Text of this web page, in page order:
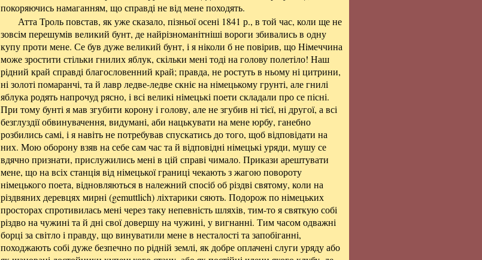
покоряючись намаганням, що справді не від мене походять.
Атта Троль повстав, як уже сказало, пізньої осені 1841 р., в той час, коли ще не
зовсім перешумів великий бунт, де найрізноманітніші вороги збивались в одну
купу проти мене. Се був дуже великий бунт, і я ніколи б не повірив, що Німеччина
може зростити стільки гнилих яблук, скільки мені тоді на голову полетіло! Наш
рідний край справді благословенний край; правда, не ростуть в ньому ні цитрини,
ні золоті помаранчі, та й лавр ледве-ледве скніє на німецькому грунті, але гнилі
яблука родять напрочуд рясно, і всі великі німецькі поети складали про се пісні.
При тому бунті я мав згубити корону і голову, але не згубив ні тієї, ні другої, а всі
безглуздії обвинувачення, видумані, аби нацькувати на мене юрбу, ганебно
розбились самі, і я навіть не потребував спускатись до того, щоб відповідати на
них. Мою оборону взяв на себе сам час та й відповідні німецькі уряди, мушу се
вдячно признати, прислужились мені в цій справі чимало. Прикази арештувати
мене, що на всіх станція від німецької границі чекають з жагою повороту
німецького поета, відновляються в належний спосіб об різдві святому, коли на
різдвяних деревцях мирні (gemuttlich) ліхтарики сяють. Подорож по німецьких
просторах спротивилась мені через таку непевність шляхів, тим-то я святкую собі
різдво на чужині та й дні свої довершу на чужині, у вигнанні. Тим часом одважні
борці за світло і правду, що винуватили мене в несталості та запобіганні,
походжають собі дуже безпечно по рідній землі, як добре оплачені слуги уряду або